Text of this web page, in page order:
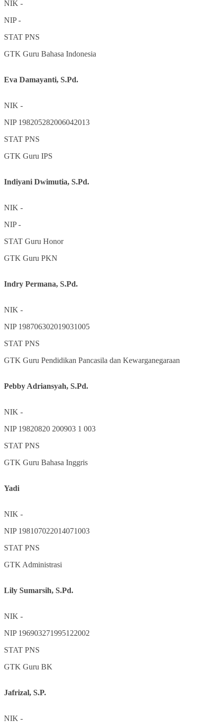
NIK -
NIP-
STAT PNS
GTK Guru Bahasa Indonesia
Eva Damayanti, S.Pd.
NIK -
NIP 198205282006042013
STAT PNS
GTK Guru IPS
Indiyani Dwimutia, S.Pd.
NIK -
NIP-
STAT Guru Honor
GTK Guru PKN
Indry Permana, S.Pd.
NIK -
NIP 198706302019031005
STAT PNS
GTK Guru Pendidikan Pancasila dan Kewarganegaraan
Pebby Adriansyah, S.Pd.
NIK -
NIP 19820820 200903 1 003
STAT PNS
GTK Guru Bahasa Inggris
Yadi
NIK -
NIP 198107022014071003
STAT PNS
GTK Administrasi
Lily Sumarsih, S.Pd.
NIK -
NIP 196903271995122002
STAT PNS
GTK Guru BK
Jafrizal, S.P.
NIK -